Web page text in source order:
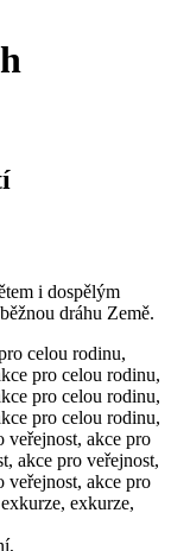
i dospělým
dráhu Země.
celou rodinu,
pro celou rodinu,
pro celou rodinu,
pro celou rodinu,
veřejnost, akce pro
akce pro veřejnost,
veřejnost, akce pro
exkurze,